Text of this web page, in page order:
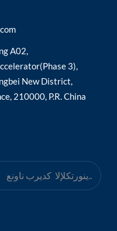
A02,
3),
New District,
210000, P.R. China